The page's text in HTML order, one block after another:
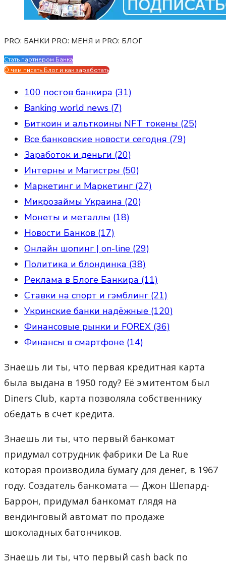
PRO: БАНКИ PRO: МЕНЯ и PRO: БЛОГ
Стать партнером Банка
О чем писать Блог и как заработать
100 постов банкира (31)
Banking world news (7)
Биткоин и альткоины NFT токены (25)
Все банковские новости сегодня (79)
Заработок и деньги (20)
Интерны и Магистры (50)
Маркетинг и Маркетинг (27)
Микрозаймы Украина (20)
Монеты и металлы (18)
Новости Банков (17)
Онлайн шопинг | on-line (29)
Политика и блондинка (38)
Реклама в Блоге Банкира (11)
Ставки на спорт и гэмблинг (21)
Укринские банки надёжные (120)
Финансовые рынки и FOREX (36)
Финансы в смартфоне (14)
Знаешь ли ты, что первая кредитная карта
была выдана в 1950 году? Её эмитентом был
Diners Club, карта позволяла собственнику
обедать в счет кредита.
Знаешь ли ты, что первый банкомат
придумал сотрудник фабрики De La Rue
которая производила бумагу для денег, в 1967
году. Создатель банкомата — Джон Шепард-
Баррон, придумал банкомат глядя на
вендинговый автомат по продаже
шоколадных батончиков.
Знаешь ли ты, что первый cash back по